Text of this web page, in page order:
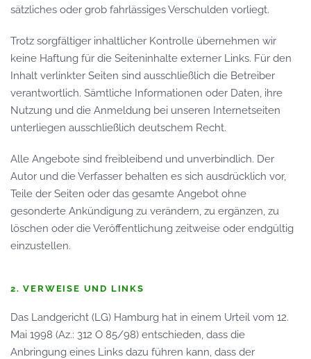
sätzliches oder grob fahr­lässiges Ver­schulden vor­liegt.
Trotz sorgfältiger inhaltlicher Kontrolle übernehmen wir
keine Haftung für die Seiteninhalte externer Links. Für den
Inhalt verlinkter Seiten sind ausschließlich die Betreiber
verantwortlich. Sämtliche Informationen oder Daten, ihre
Nutzung und die Anmeldung bei unseren Internetseiten
unterliegen ausschließlich deutschem Recht.
Alle Angebote sind frei­bleibend und unver­bindlich. Der
Autor und die Verfasser behalten es sich ausdrücklich vor,
Teile der Seiten oder das gesamte Angebot ohne
gesonderte An­kündigung zu verändern, zu ergänzen, zu
löschen oder die Ver­öffent­lichung zeit­weise oder endg­ültig
ein­zu­stellen.
2. VERWEISE UND LINKS
Das Landgericht (LG) Hamburg hat in einem Urteil vom 12.
Mai 1998 (Az.: 312 O 85/98) entschieden, dass die
Anbringung eines Links dazu führen kann, dass der